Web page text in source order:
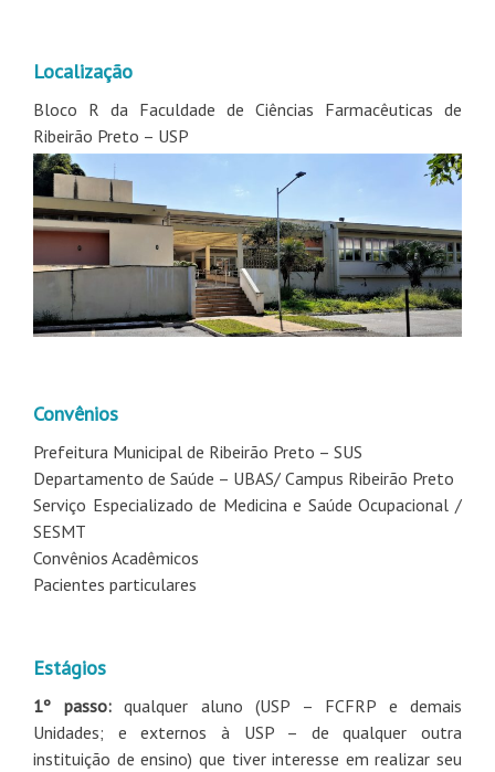
Localização
Bloco R da Faculdade de Ciências Farmacêuticas de
Ribeirão Preto – USP
Convênios
Prefeitura Municipal de Ribeirão Preto – SUS
Departamento de Saúde – UBAS/ Campus Ribeirão Preto
Serviço Especializado de Medicina e Saúde Ocupacional /
SESMT
Convênios Acadêmicos
Pacientes particulares
Estágios
1º passo:qualquer aluno (USP – FCFRP e demais
Unidades; e externos à USP – de qualquer outra
instituição de ensino) que tiver interesse em realizar seu